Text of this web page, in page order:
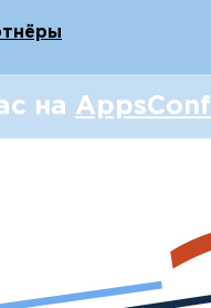
на AppsConf